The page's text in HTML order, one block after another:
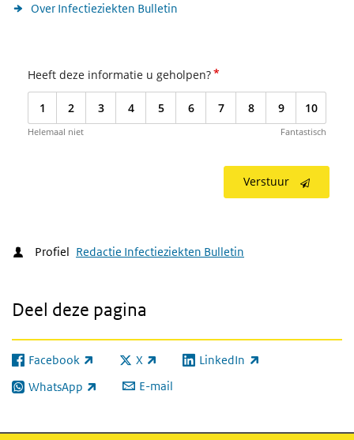
Over Infectieziekten Bulletin
Heeft deze informatie u geholpen?*
1 2 3 4 5 6 7 8 9 10
Helemaal niet Fantastisch
Verstuur
Profiel Redactie Infectieziekten Bulletin
Deel deze pagina
Facebook
(externe link) X
(externe link) LinkedIn
(externe link)
WhatsApp
(externe link) E-mail